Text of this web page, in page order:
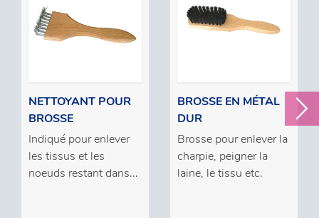
NETTOYANT POUR
BROSSE
Indiqué pour enlever
les tissus et les
noeuds restant dans...
BROSSE EN MÉTAL
DUR
Brosse pour enlever la
charpie, peigner la
laine, le tissu etc.